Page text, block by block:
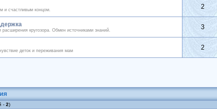
и счастливым концом. 2
кругозора. Обмен источниками знаний. 3
деток и переживания мам 2
- 2)